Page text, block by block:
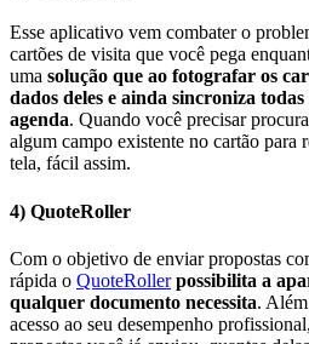
Esse aplicativo vem combater o
cartões de visita que você pega
uma solução que ao fotografar os
dados deles e ainda sincroniza
agenda. Quando você precisar
algum campo existente no cartão para
tela, fácil assim.
4) QuoteRoller
Com o objetivo de enviar propostas
rápida o QuoteRoller possibilita a
qualquer documento necessita.
acesso ao seu desempenho